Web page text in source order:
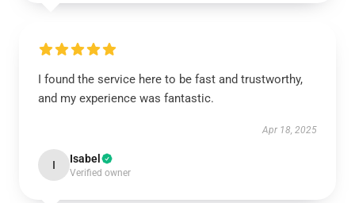
I found the service here to be fast and trustworthy,
and my experience was fantastic.
Apr 18, 2025
I Isabel
Verified owner